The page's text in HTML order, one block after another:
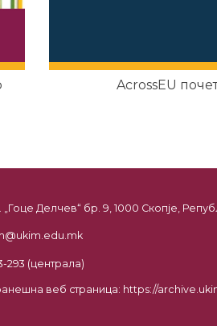
AcrossEU
„Гоце Делчев“ бр. 9, 1000 Скопје,
293 (централа)
веб страница: https://